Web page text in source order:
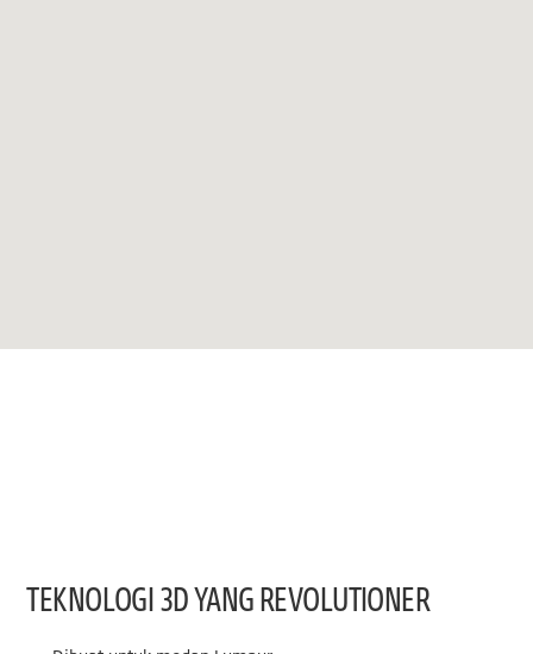
TEKNOLOGI 3D YANG REVOLUTIONER